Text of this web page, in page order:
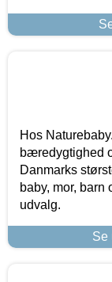
Hos
bæredygtighed
Danmarks
baby, mor, barn
udvalg.
Se